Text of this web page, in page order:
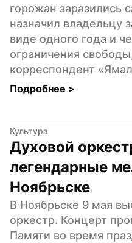
горожан заразились
назначил владельцу
виде одного года и
ограничения
корреспондент
Подробнее >
Культура
Духовой
легендарные
Ноябрьске
В Ноябрьске 9 мая
оркестр. Концерт
Памяти во время